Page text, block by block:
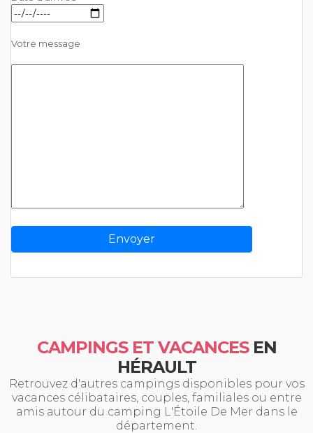
Votre message
CAMPINGS ET VACANCESEN
HÉRAULT
Retrouvez d'autres campings disponibles pour vos
vacances célibataires, couples, familiales ou entre
amis autour du camping L'Étoile De Mer dans le
département.